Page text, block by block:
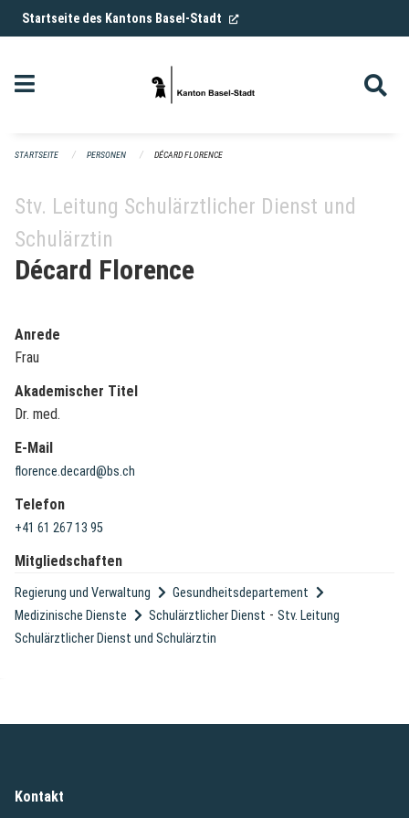
Navigation überspringen
Startseite des Kantons Basel-Stadt (External Link)
STARTSEITE PERSONEN DÉCARD FLORENCE
Stv. Leitung Schulärztlicher Dienst und
Schulärztin
Décard Florence
Anrede
Frau
Akademischer Titel
Dr. med.
E-Mail
florence.decard@bs.ch
Telefon
+41 61 267 13 95
Mitgliedschaften
Regierung und Verwaltung
Gesundheitsdepartement
Medizinische Dienste
Schulärztlicher Dienst -Stv. Leitung
Schulärztlicher Dienst und Schulärztin
Kontakt